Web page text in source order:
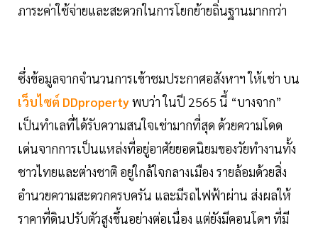
ภาระค่าใช้จ่ายและสะดวกในการโยกย้ายถิ่นฐานมากกว่า
ซึ่งข้อมูลจากจำนวนการเข้าชมประกาศอสังหาฯ ให้เช่า บน
เว็บไซต์ DDpropertyพบว่า ในปี 2565 นี้ “บางจาก”
เป็นทำเลที่ได้รับความสนใจเช่ามากที่สุด ด้วยความโดด
เด่นจากการเป็นแหล่งที่อยู่อาศัยยอดนิยมของวัยทำงานทั้ง
ชาวไทยและต่างชาติ อยู่ใกล้ใจกลางเมือง รายล้อมด้วยสิ่ง
อำนวยความสะดวกครบครัน และมีรถไฟฟ้าผ่าน ส่งผลให้
ราคาที่ดินปรับตัวสูงขึ้นอย่างต่อเนื่อง แต่ยังมีคอนโดฯ ที่มี